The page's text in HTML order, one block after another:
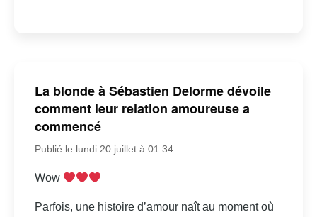
La blonde à Sébastien Delorme dévoile
comment leur relation amoureuse a
commencé
Publié le lundi 20 juillet à 01:34
Wow
Parfois, une histoire d’amour naît au moment où